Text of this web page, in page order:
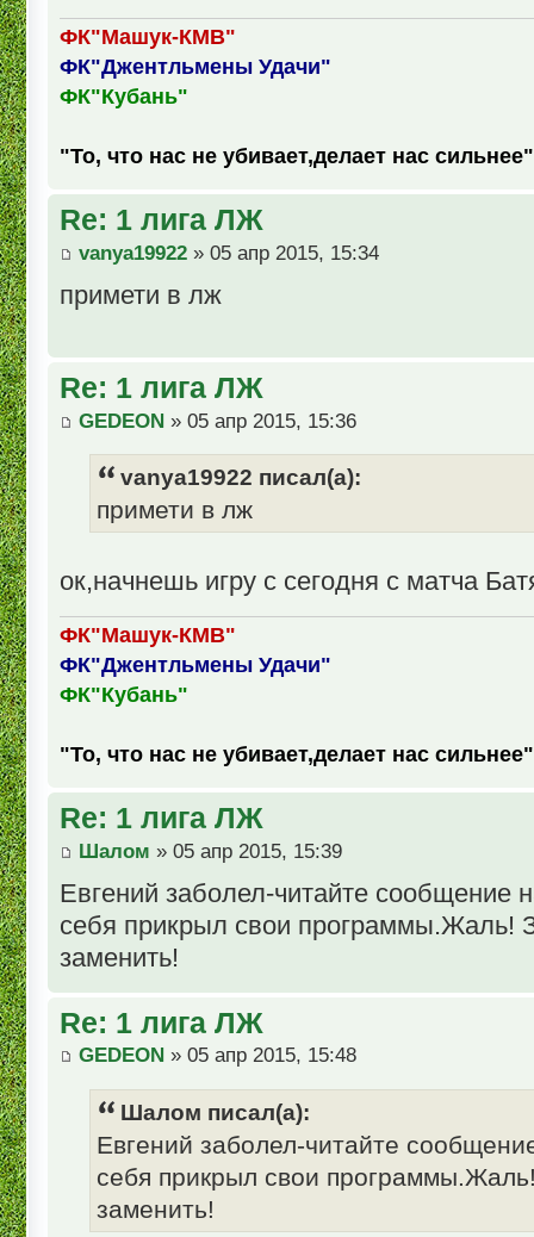
ФК"Машук-КМВ"
ФК"Джентльмены Удачи"
ФК"Кубань"
"То, что нас не убивает,делает нас сильнее"
Re: 1 лига ЛЖ
vanya19922 » 05 апр 2015, 15:34
примети в лж
Re: 1 лига ЛЖ
GEDEON » 05 апр 2015, 15:36
vanya19922 писал(а):
примети в лж
ок,начнешь игру с сегодня с матча
ФК"Машук-КМВ"
ФК"Джентльмены Удачи"
ФК"Кубань"
"То, что нас не убивает,делает нас сильнее"
Re: 1 лига ЛЖ
Шалом » 05 апр 2015, 15:39
Евгений заболел-читайте сообщение
себя прикрыл свои программы.Жаль!
заменить!
Re: 1 лига ЛЖ
GEDEON » 05 апр 2015, 15:48
Шалом писал(а):
Евгений заболел-читайте
себя прикрыл свои
заменить!